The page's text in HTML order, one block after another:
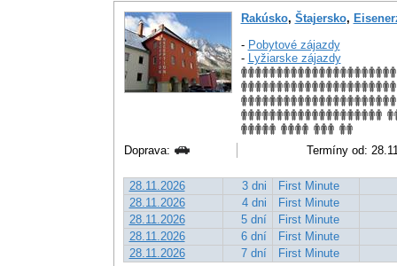
Rakúsko, Štajersko,
- Pobytové zájazdy
- Lyžiarske zájazdy
Doprava: Termíny od:
28.11.2026 3 dni
First Minute
28.11.2026
4 dni
First Minute
28.11.2026
5 dní
First Minute
28.11.2026
6 dní
First Minute
28.11.2026
7 dní First Minute